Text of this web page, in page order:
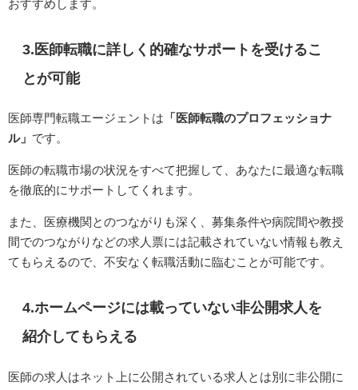
おすすめします。
3.医師転職に詳しく的確なサポートを受けるこ
とが可能
医師専門転職エージェントは 「医師転職のプロフェッショナ
ル」 です。
医師の転職市場の状況をすべて把握して、あなたに最適な転職
を徹底的にサポートしてくれます。
また、医療機関とのつながりも深く、募集条件や病院間や教授
間でのつながりなどの求人票には記載されていない情報も教え
てもらえるので、不安なく転職活動に臨むことが可能です。
4.ホームページには載っていない非公開求人を
紹介してもらえる
医師の求人はネット上に公開されている求人とは別に非公開に